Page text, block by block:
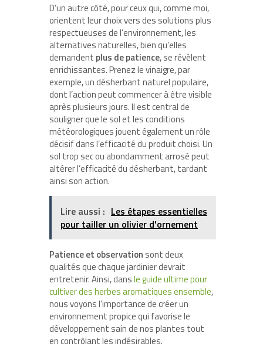
D’un autre côté, pour ceux qui, comme moi,
orientent leur choix vers des solutions plus
respectueuses de l’environnement, les
alternatives naturelles, bien qu’elles
demandent plus de patience, se révèlent
enrichissantes. Prenez le vinaigre, par
exemple, un désherbant naturel populaire,
dont l’action peut commencer à être visible
après plusieurs jours. Il est central de
souligner que le sol et les conditions
météorologiques jouent également un rôle
décisif dans l’efficacité du produit choisi. Un
sol trop sec ou abondamment arrosé peut
altérer l’efficacité du désherbant, tardant
ainsi son action.
Lire aussi : Les étapes essentielles
pour tailler un olivier d'ornement
Patience et observation sont deux
qualités que chaque jardinier devrait
entretenir. Ainsi, dansle guide ultime pour
cultiver des herbes aromatiques ensemble,
nous voyons l’importance de créer un
environnement propice qui favorise le
développement sain de nos plantes tout
en contrôlant les indésirables.